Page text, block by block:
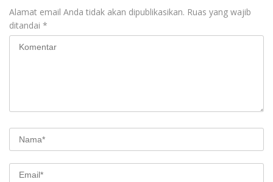
Alamat email Anda tidak akan dipublikasikan. Ruas yang wajib
ditandai *